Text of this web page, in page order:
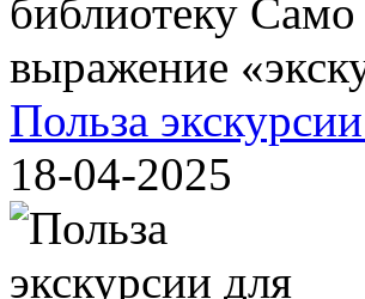
библиотеку Само
выражение
Польза
18-04-2025